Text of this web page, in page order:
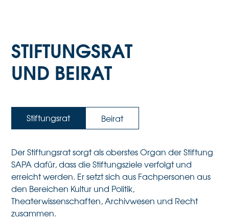
STIFTUNGSRAT
UND BEIRAT
Stiftungsrat Beirat
Der Stiftungsrat sorgt als oberstes Organ der Stiftung
SAPA dafür, dass die Stiftungsziele verfolgt und
erreicht werden. Er setzt sich aus Fachpersonen aus
den Bereichen Kultur und Politik,
Theaterwissenschaften, Archivwesen und Recht
zusammen.